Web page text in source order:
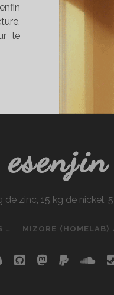
le
esenjin
zinc, 15 kg de
… MIZORE (HOMELAB)
discord
githubmastodon
paypal